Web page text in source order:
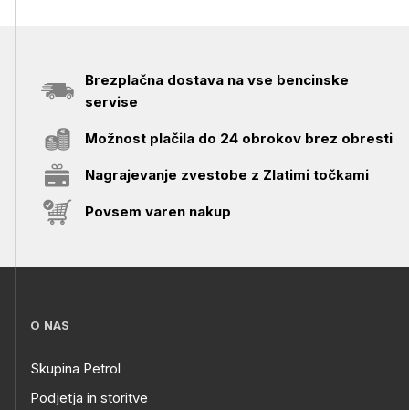
Brezplačna dostava na vse bencinske
servise
Možnost plačila do 24 obrokov brez obresti
Nagrajevanje zvestobe z Zlatimi točkami
Povsem varen nakup
O NAS
Skupina Petrol
Podjetja in storitve